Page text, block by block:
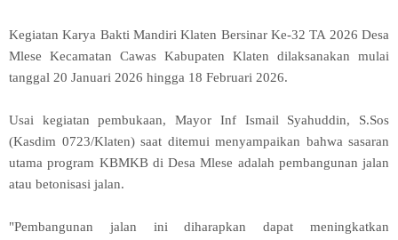
Kegiatan Karya Bakti Mandiri Klaten Bersinar Ke-32 TA 2026 Desa
Mlese Kecamatan Cawas Kabupaten Klaten dilaksanakan mulai
tanggal 20 Januari 2026 hingga 18 Februari 2026.
Usai kegiatan pembukaan, Mayor Inf Ismail Syahuddin, S.Sos
(Kasdim 0723/Klaten) saat ditemui menyampaikan bahwa sasaran
utama program KBMKB di Desa Mlese adalah pembangunan jalan
atau betonisasi jalan.
"Pembangunan jalan ini diharapkan dapat meningkatkan